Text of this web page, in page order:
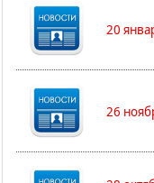
20
26